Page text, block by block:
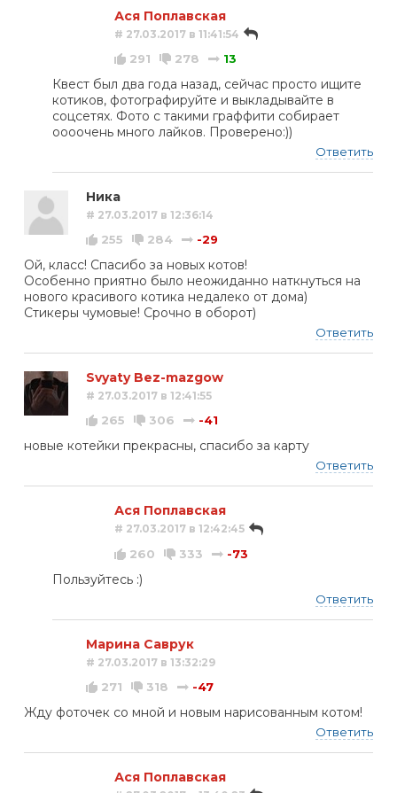
Ася Поплавская
# 27.03.2017 в 11:41:54
291 278 13
Квест был два года назад, сейчас просто ищите
котиков, фотографируйте и выкладывайте в
соцсетях. Фото с такими граффити собирает
оооочень много лайков. Проверено:))
Ответить
Ника
# 27.03.2017 в 12:36:14
255 284 -29
Ой, класс! Спасибо за новых котов!
Особенно приятно было неожиданно наткнуться на
нового красивого котика недалеко от дома)
Стикеры чумовые! Срочно в оборот)
Ответить
Svyaty Bez-mazgow
# 27.03.2017 в 12:41:55
265 306 -41
новые котейки прекрасны, спасибо за карту
Ответить
Ася Поплавская
# 27.03.2017 в 12:42:45
260 333 -73
Пользуйтесь :)
Ответить
Марина Саврук
# 27.03.2017 в 13:32:29
271 318 -47
Жду фоточек со мной и новым нарисованным котом!
Ответить
Ася Поплавская